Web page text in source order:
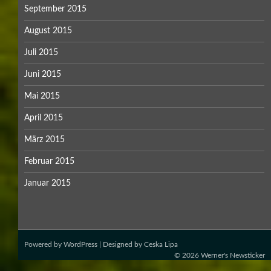
September 2015
August 2015
Juli 2015
Juni 2015
Mai 2015
April 2015
März 2015
Februar 2015
Januar 2015
Powered by WordPress | Designed by Ceska Lipa
© 2026 Werner's Newsticker